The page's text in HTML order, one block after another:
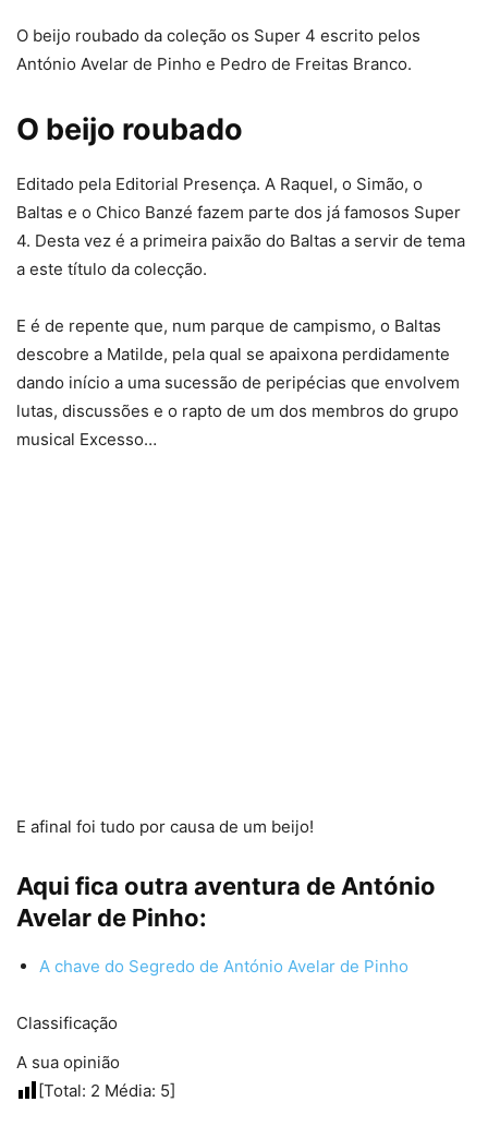
O beijo roubado da coleção os Super 4 escrito pelos
António Avelar de Pinho e Pedro de Freitas Branco.
O beijo roubado
Editado pela Editorial Presença. A Raquel, o Simão, o
Baltas e o Chico Banzé fazem parte dos já famosos Super
4. Desta vez é a primeira paixão do Baltas a servir de tema
a este título da colecção.
E é de repente que, num parque de campismo, o Baltas
descobre a Matilde, pela qual se apaixona perdidamente
dando início a uma sucessão de peripécias que envolvem
lutas, discussões e o rapto de um dos membros do grupo
musical Excesso…
E afinal foi tudo por causa de um beijo!
Aqui fica outra aventura de António
Avelar de Pinho:
A chave do Segredo de António Avelar de Pinho
Classificação
A sua opinião
[Total: 2 Média: 5]